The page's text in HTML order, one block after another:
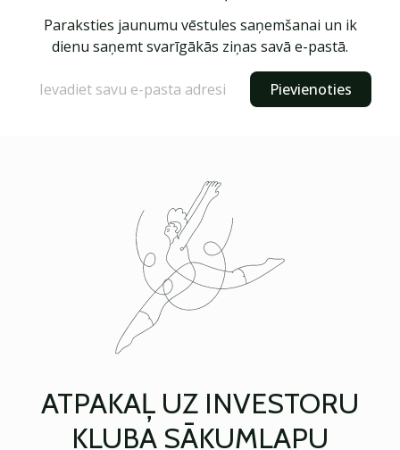
Paraksties jaunumu vēstules saņemšanai un ik
dienu saņemt svarīgākās ziņas savā e-pastā.
Pievienoties
ATPAKAĻ UZ INVESTORU
KLUBA SĀKUMLAPU